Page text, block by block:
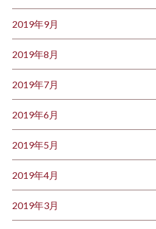
2019年9月
2019年8月
2019年7月
2019年6月
2019年5月
2019年4月
2019年3月